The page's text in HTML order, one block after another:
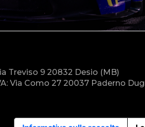
Treviso 9 20832 Desio (MB)
Via Como 27 20037 Paderno